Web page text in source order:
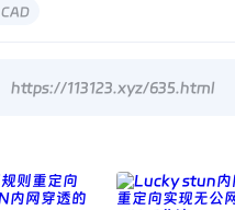
CAD
https://113123.xyz/635.html